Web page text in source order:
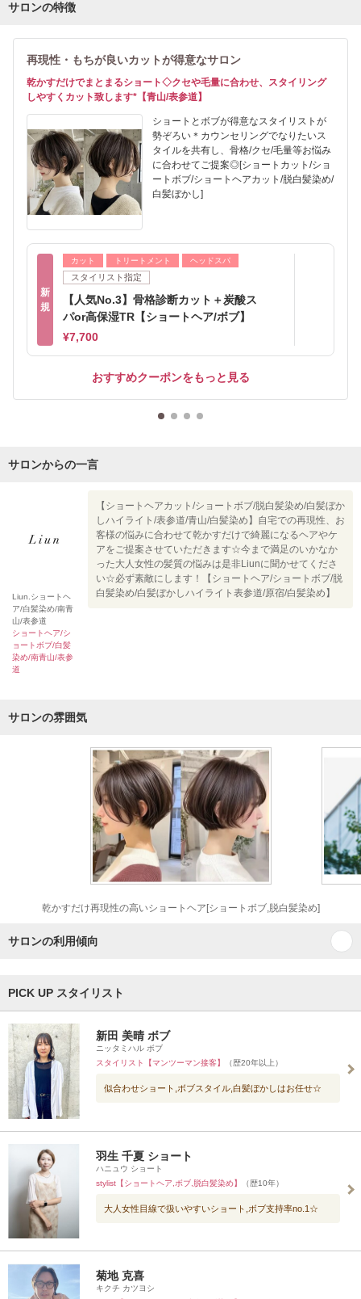
サロンの特徴
再現性・もちが良いカットが得意なサロン
乾かすだけでまとまるショート◇クセや毛量に合わせ、スタイリング
しやすくカット致します*【青山/表参道】
ショートとボブが得意なスタイリストが
勢ぞろい＊カウンセリングでなりたいス
タイルを共有し、骨格/クセ/毛量等お悩み
に合わせてご提案◎[ショートカット/ショ
ートボブ/ショートヘアカット/脱白髪染め/
白髪ぼかし]
新
規
カット トリートメント ヘッドスパ
スタイリスト指定
【人気No.3】骨格診断カット＋炭酸ス
パor高保湿TR【ショートヘア/ボブ】
¥7,700
おすすめクーポンをもっと見る
サロンからの一言
Liun.ショートヘ
ア/白髪染め/南青
山/表参道
ショートヘア/シ
ョートボブ/白髪
染め/南青山/表参
道
【ショートヘアカット/ショートボブ/脱白髪染め/白髪ぼか
しハイライト/表参道/青山/白髪染め】自宅での再現性、お
客様の悩みに合わせて乾かすだけで綺麗になるヘアやケ
アをご提案させていただきます☆今まで満足のいかなか
った大人女性の髪質の悩みは是非Liunに聞かせてくださ
い☆必ず素敵にします！【ショートヘア/ショートボブ/脱
白髪染め/白髪ぼかしハイライト表参道/原宿/白髪染め】
サロンの雰囲気
乾かすだけ再現性の高いショートヘア[ショートボブ,脱白髪染め]
サロンの利用傾向
PICK UP スタイリスト
新田 美晴 ボブ
ニッタミハル ボブ
スタイリスト【マンツーマン接客】
（歴20年以上）
似合わせショート,ボブスタイル,白髪ぼかしはお任せ☆
羽生 千夏 ショート
ハニュウ ショート
stylist【ショートヘア,ボブ,脱白髪染め】
（歴10年）
大人女性目線で扱いやすいショート,ボブ支持率no.1☆
菊地 克喜
キクチ カツヨシ